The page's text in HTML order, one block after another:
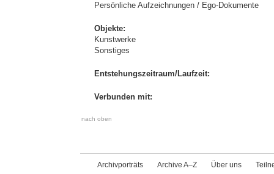
Persönliche Aufzeichnungen / Ego-Dokumente
Objekte:
Kunstwerke
Sonstiges
Entstehungszeitraum/Laufzeit:
Verbunden mit:
nach oben
Archivporträts Archive A–Z Über uns